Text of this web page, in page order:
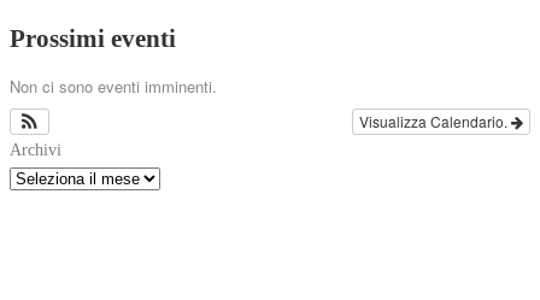
Prossimi eventi
Non ci sono eventi imminenti.
Visualizza Calendario.
Archivi